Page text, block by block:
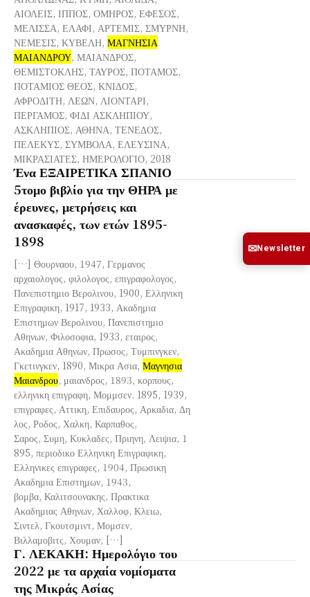
ΑΙΟΛΕΙΣ, ΙΠΠΟΣ, ΟΜΗΡΟΣ, ΕΦΕΣΟΣ,
ΜΕΛΙΣΣΑ, ΕΛΑΦΙ, ΑΡΤΕΜΙΣ, ΣΜΥΡΝΗ,
ΝΕΜΕΣΙΣ, ΚΥΒΕΛΗ, ΜΑΓΝΗΣΙΑ
ΜΑΙΑΝΔΡΟΥ, ΜΑΙΑΝΔΡΟΣ,
ΘΕΜΙΣΤΟΚΛΗΣ, ΤΑΥΡΟΣ, ΠΟΤΑΜΟΣ,
ΠΟΤΑΜΙΟΣ ΘΕΟΣ, ΚΝΙΔΟΣ,
ΑΦΡΟΔΙΤΗ, ΛΕΩΝ, ΛΙΟΝΤΑΡΙ,
ΠΕΡΓΑΜΟΣ, ΦΙΔΙ ΑΣΚΛΗΠΙΟΥ,
ΑΣΚΛΗΠΙΟΣ, ΑΘΗΝΑ, ΤΕΝΕΔΟΣ,
ΠΕΛΕΚΥΣ, ΣΥΜΒΟΛΑ, ΕΛΕΥΣΙΝΑ,
ΜΙΚΡΑΣΙΑΤΕΣ, ΗΜΕΡΟΛΟΓΙΟ, 2018
Ένα ΕΞΑΙΡΕΤΙΚΑ ΣΠΑΝΙΟ
5τομο βιβλίο για την ΘΗΡΑ με
έρευνες, μετρήσεις και
ανασκαφές, των ετών 1895-
1898
[…] Θουρναου, 1947, Γερμανος
αρχαιολογος, φιλολογος, επιγραφολογος,
Πανεπιστημιο Βερολινου, 1900, Ελληνικη
Επιγραφικη, 1917, 1933, Ακαδημια
Επιστημων Βερολινου, Πανεπιστημιο
Αθηνων, Φιλοσοφια, 1933, εταιρος,
Ακαδημια Αθηνων, Πρωσος, Τυμπινγκεν,
Γκετινγκεν, 1890, Μικρα Ασια, Μαγνησια
Μαιανδρου, μαιανδρος, 1893, κορπους,
ελληνικη επιγραφη, Μομμσεν. 1895, 1939,
επιγραφες, Αττικη, Επιδαυρος, Αρκαδια, Δη
λος, Ροδος, Χαλκη, Καρπαθος,
Σαρος, Συμη, Κυκλαδες, Πριηνη, Λειψια, 1
895, περιοδικο Ελληνικη Επιγραφικη,
Ελληνικες επιγραφες, 1904, Πρωσικη
Ακαδημια Επιστημων, 1943,
βομβα, Καλιτσουνακης, Πρακτικα
Ακαδημιας Αθηνων, Χαλλοφ, Κλειω,
Σιντελ, Γκουτσμιντ, Μομσεν,
Βιλλαμοβιτς, Χουμαν, […]
Γ. ΛΕΚΑΚΗ: Ημερολόγιο του
2022 με τα αρχαία νομίσματα
της Μικράς Ασίας
✉Newsletter